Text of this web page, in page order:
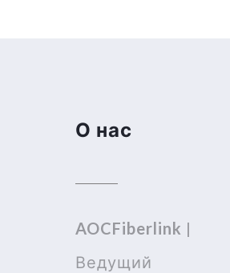
О нас
AOCFiberlink |
Ведущий